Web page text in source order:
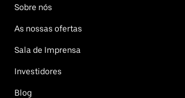
Sobre nós
As nossas ofertas
Sala de Imprensa
Investidores
Blog